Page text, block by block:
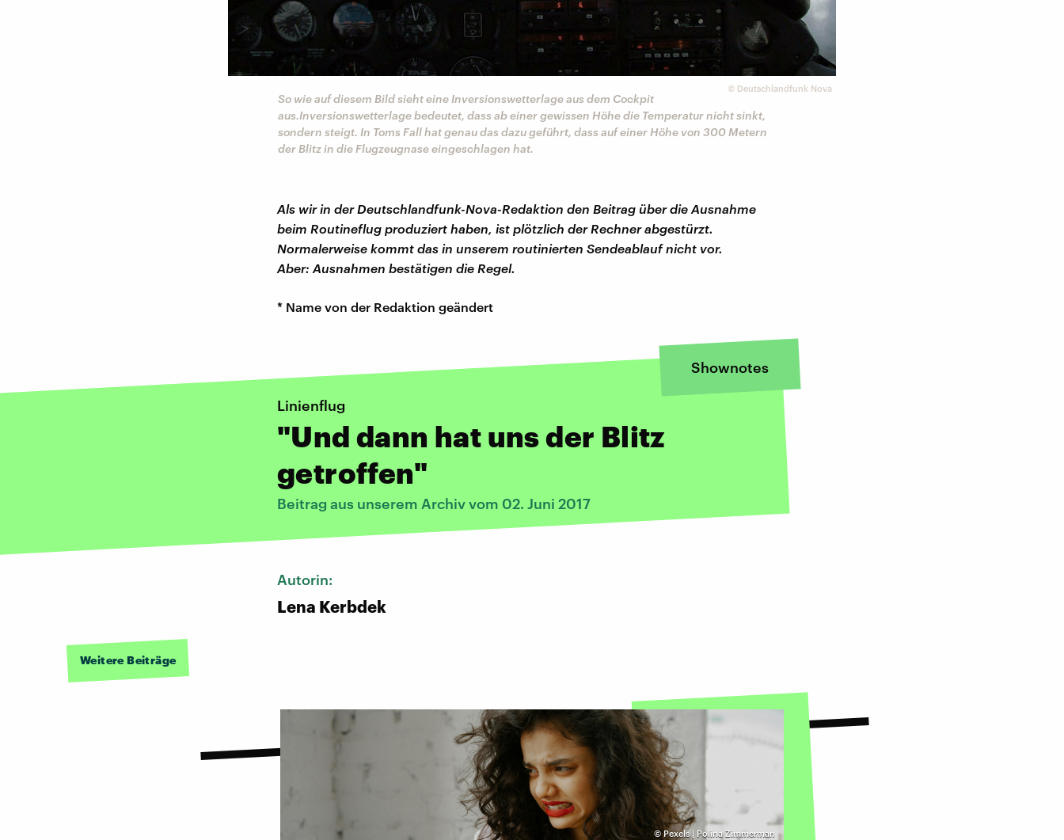
© Deutschlandfunk Nova
So wie auf diesem Bild sieht eine Inversionswetterlage aus dem Cockpit
aus.Inversionswetterlage bedeutet, dass ab einer gewissen Höhe die Temperatur nicht sinkt,
sondern steigt. In Toms Fall hat genau das dazu geführt, dass auf einer Höhe von 300 Metern
der Blitz in die Flugzeugnase eingeschlagen hat.
Als wir in der Deutschlandfunk-Nova-Redaktion den Beitrag über die Ausnahme
beim Routineflug produziert haben, ist plötzlich der Rechner abgestürzt.
Normalerweise kommt das in unserem routinierten Sendeablauf nicht vor.
Aber: Ausnahmen bestätigen die Regel.
* Name von der Redaktion geändert
Shownotes
Linienflug
"Und dann hat uns der Blitz
getroffen"
Beitrag aus unserem Archiv vom 02. Juni 2017
Autorin:
Lena Kerbdek
Weitere Beiträge
©Pexels | Polina Zimmerman